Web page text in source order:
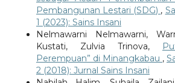
Pembangunan Lestari (SDG) ,
1 (2023): Sains Insani
Nelmawarni Nelmawarni,
Kustati, Zulvia Trinova,
Perempuan” di Minangkabau ,
2 (2018): Jurnal Sains Insani